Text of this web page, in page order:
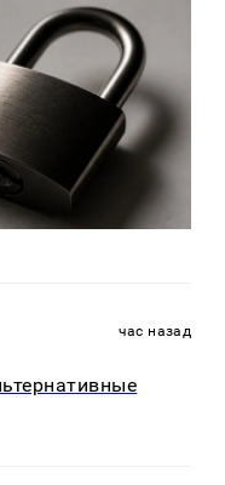
час назад